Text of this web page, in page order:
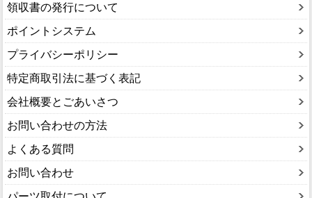
領収書の発行について
ポイントシステム
プライバシーポリシー
特定商取引法に基づく表記
会社概要とごあいさつ
お問い合わせの方法
よくある質問
お問い合わせ